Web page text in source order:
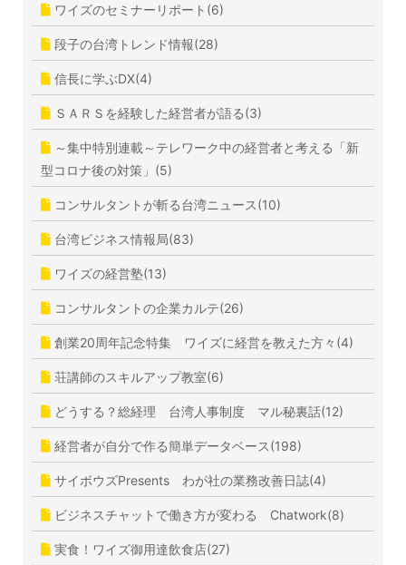
ワイズのセミナーリポート(6)
段子の台湾トレンド情報(28)
信長に学ぶDX(4)
ＳＡＲＳを経験した経営者が語る(3)
～集中特別連載～テレワーク中の経営者と考える「新
型コロナ後の対策」(5)
コンサルタントが斬る台湾ニュース(10)
台湾ビジネス情報局(83)
ワイズの経営塾(13)
コンサルタントの企業カルテ(26)
創業20周年記念特集 ワイズに経営を教えた方々(4)
荘講師のスキルアップ教室(6)
どうする？総経理 台湾人事制度 マル秘裏話(12)
経営者が自分で作る簡単データベース(198)
サイボウズPresents わが社の業務改善日誌(4)
ビジネスチャットで働き方が変わる Chatwork(8)
実食！ワイズ御用達飲食店(27)